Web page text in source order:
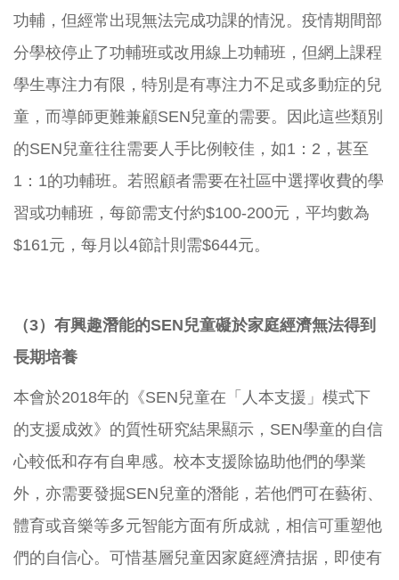
功輔，但經常出現無法完成功課的情況。疫情期間部
分學校停止了功輔班或改用線上功輔班，但網上課程
學生專注力有限，特別是有專注力不足或多動症的兒
童，而導師更難兼顧SEN兒童的需要。因此這些類別
的SEN兒童往往需要人手比例較佳，如1：2，甚至
1：1的功輔班。若照顧者需要在社區中選擇收費的學
習或功輔班，每節需支付約$100-200元，平均數為
$161元，每月以4節計則需$644元。
（3）有興趣潛能的SEN兒童礙於家庭經濟無法得到
長期培養
本會於2018年的《SEN兒童在「人本支援」模式下
的支援成效》的質性研究結果顯示，SEN學童的自信
心較低和存有自卑感。校本支援除協助他們的學業
外，亦需要發掘SEN兒童的潛能，若他們可在藝術、
體育或音樂等多元智能方面有所成就，相信可重塑他
們的自信心。可惜基層兒童因家庭經濟拮据，即使有